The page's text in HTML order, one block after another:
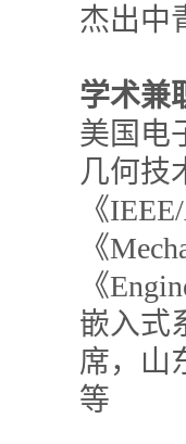
杰出中
学术兼
美国电
几何技
《
《
《
嵌入式
席，山
等